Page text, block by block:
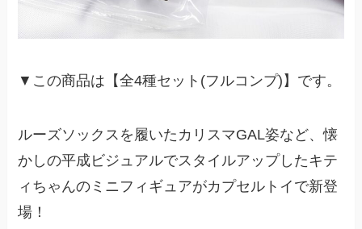
▼この商品は【全4種セット(フルコンプ)】です。
ルーズソックスを履いたカリスマGAL姿など、懐
かしの平成ビジュアルでスタイルアップしたキテ
ィちゃんのミニフィギュアがカプセルトイで新登
場！